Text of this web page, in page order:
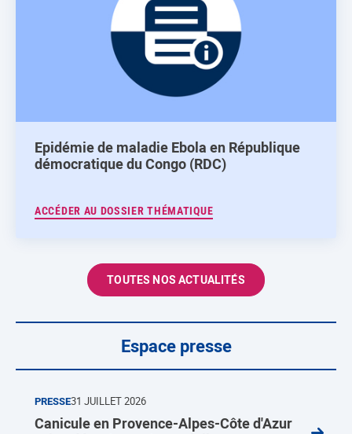
Epidémie de maladie Ebola en République
démocratique du Congo (RDC)
ACCÉDER AU DOSSIER THÉMATIQUE
TOUTES NOS ACTUALITÉS
Espace presse
PRESSE31 JUILLET 2026
Canicule en Provence-Alpes-Côte d'Azur